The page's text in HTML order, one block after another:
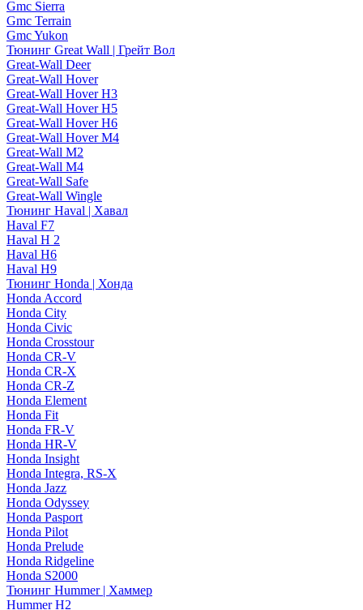
Gmc Sierra
Gmc Terrain
Gmc Yukon
Тюнинг Great Wall | Грейт Вол
Great-Wall Deer
Great-Wall Hover
Great-Wall Hover H3
Great-Wall Hover H5
Great-Wall Hover H6
Great-Wall Hover M4
Great-Wall M2
Great-Wall M4
Great-Wall Safe
Great-Wall Wingle
Тюнинг Haval | Хавал
Haval F7
Haval H 2
Haval H6
Haval H9
Тюнинг Honda | Хонда
Honda Accord
Honda City
Honda Civic
Honda Crosstour
Honda CR-V
Honda CR-X
Honda CR-Z
Honda Element
Honda Fit
Honda FR-V
Honda HR-V
Honda Insight
Honda Integra, RS-X
Honda Jazz
Honda Odyssey
Honda Pasport
Honda Pilot
Honda Prelude
Honda Ridgeline
Honda S2000
Тюнинг Hummer | Хаммер
Hummer H2